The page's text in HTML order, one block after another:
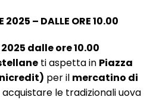
2025 – DALLE ORE 10.00
dalle ore 10.00
ti aspetta in Piazza
per il mercatino di
le tradizionali uova